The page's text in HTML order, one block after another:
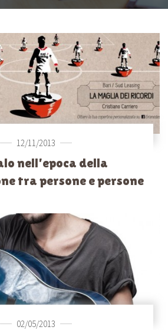
12/11/2013
nell’epoca della
tra persone e persone
02/05/2013